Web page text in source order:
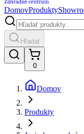
DomovProdukty
Hľadať
0
Domov
Produkty